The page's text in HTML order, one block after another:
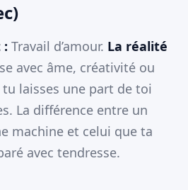
: Travail d’amour. La réalité
avec âme, créativité ou
tu laisses une part de toi
La différence entre un
machine et celui que ta
avec tendresse.